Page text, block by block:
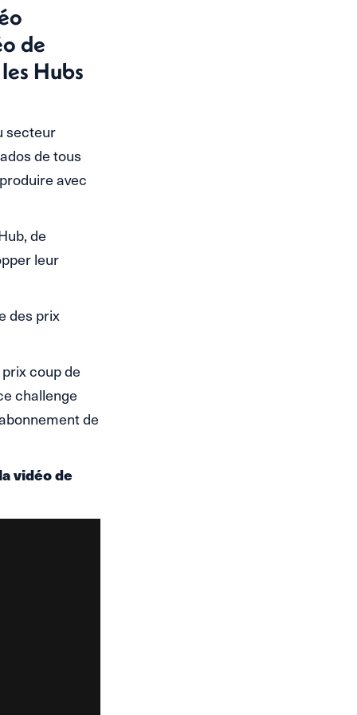
de
Hubs
secteur
de tous
avec
de
leur
des prix
coup de
challenge
de
vidéo de